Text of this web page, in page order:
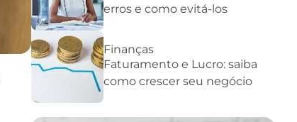
erros e como evitá-los
Finanças
Faturamento e Lucro: saiba
como crescer seu negócio